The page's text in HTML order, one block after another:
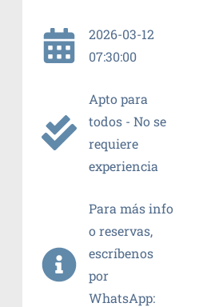
2026-03-12
07:30:00
Apto para
todos - No se
requiere
experiencia
Para más info
o reservas,
escríbenos
por
WhatsApp: